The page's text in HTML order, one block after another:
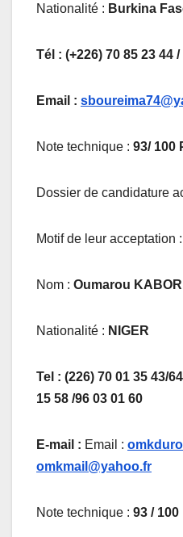
Nationalité : Burkina
Tél : (+226) 70 85 23 44
Email :
Note technique : 93/ 100
Dossier de candidature
Motif de leur acceptation :
Nom : Oumarou
Nationalité : NIGER
Tel : (226) 70 01 35 43/
15 58 /96 03 01 60
E-mail : Email :
omkmail@yahoo.fr
Note technique : 93 /